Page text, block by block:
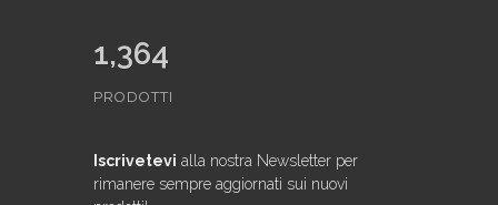
1,364
PRODOTTI
Iscrivetevi alla nostra Newsletter per
rimanere sempre aggiornati sui nuovi